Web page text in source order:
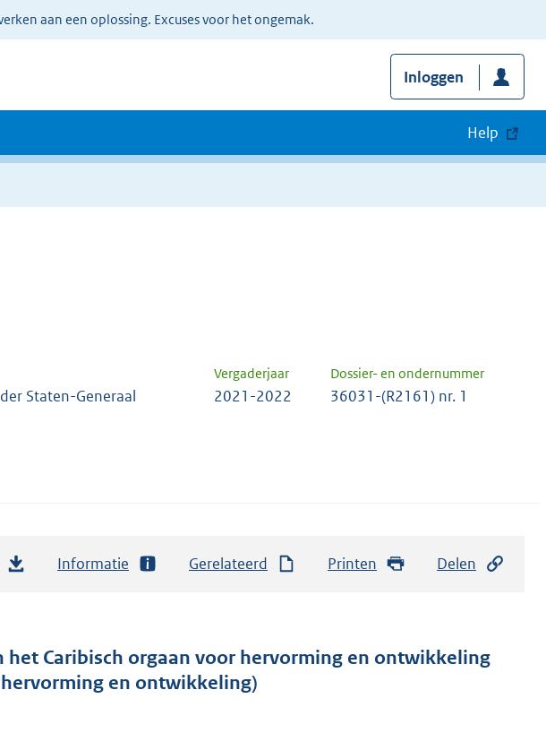
aan een oplossing. Excuses voor het ongemak.
Inloggen
Help
Vergaderjaar Dossier- en ondernummer
Staten-Generaal 2021-2022 36031-(R2161) nr. 1
n
Informatie Gerelateerd Printen Delen
het Caribisch orgaan voor hervorming en ontwikkeling
en ontwikkeling)